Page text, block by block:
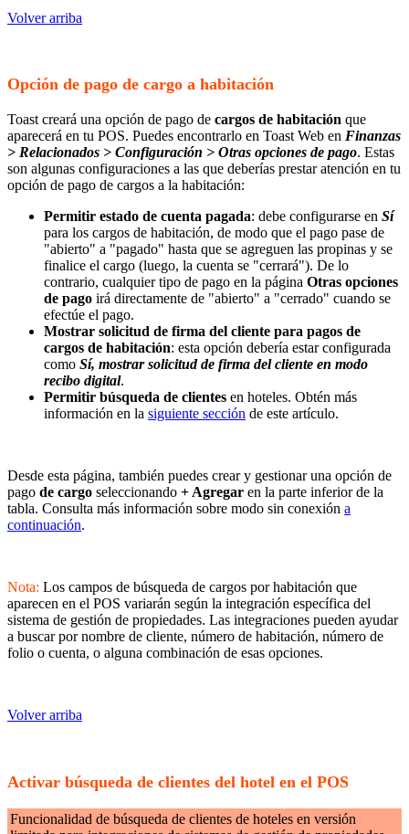
Volver arriba
Opción de pago de cargo a habitación
Toast creará una opción de pago de cargos de habitación que
aparecerá en tu POS. Puedes encontrarlo en Toast Web en Finanzas
> Relacionados > Configuración > Otras opciones de pago. Estas
son algunas configuraciones a las que deberías prestar atención en tu
opción de pago de cargos a la habitación:
Permitir estado de cuenta pagada: debe configurarse en Sí
para los cargos de habitación, de modo que el pago pase de
"abierto" a "pagado" hasta que se agreguen las propinas y se
finalice el cargo (luego, la cuenta se "cerrará"). De lo
contrario, cualquier tipo de pago en la página Otras opciones
de pago irá directamente de "abierto" a "cerrado" cuando se
efectúe el pago.
Mostrar solicitud de firma del cliente para pagos de
cargos de habitación: esta opción debería estar configurada
como Sí, mostrar solicitud de firma del cliente en modo
recibo digital.
Permitir búsqueda de clientes en hoteles. Obtén más
información en la siguiente sección de este artículo.
Desde esta página, también puedes crear y gestionar una opción de
pago de cargo seleccionando + Agregar en la parte inferior de la
tabla. Consulta más información sobre modo sin conexión a
continuación.
Nota: Los campos de búsqueda de cargos por habitación que
aparecen en el POS variarán según la integración específica del
sistema de gestión de propiedades. Las integraciones pueden ayudar
a buscar por nombre de cliente, número de habitación, número de
folio o cuenta, o alguna combinación de esas opciones.
Volver arriba
Activar búsqueda de clientes del hotel en el POS
Funcionalidad de búsqueda de clientes de hoteles en versión